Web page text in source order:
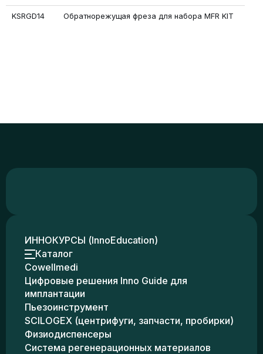
KSRGD14 Обратнорежущая фреза для набора MFR KIT
ИННОКУРСЫ (InnoEducation)
Каталог
Cowellmedi
Цифровые решения Inno Guide для
имплантации
Пьезоинструмент
SCILOGEX (центрифуги, запчасти, пробирки)
Физиодиспенсеры
Система регенерационных материалов